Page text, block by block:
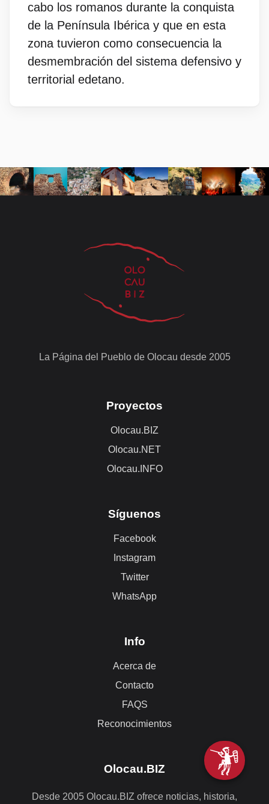
cabo los romanos durante la conquista
de la Península Ibérica y que en esta
zona tuvieron como consecuencia la
desmembración del sistema defensivo y
territorial edetano.
La Página del Pueblo de Olocau desde 2005
Proyectos
Olocau.BIZ
Olocau.NET
Olocau.INFO
Síguenos
Facebook
Instagram
Twitter
WhatsApp
Info
Acerca de
Contacto
FAQS
Reconocimientos
Olocau.BIZ
Desde 2005 Olocau.BIZ ofrece noticias, historia,